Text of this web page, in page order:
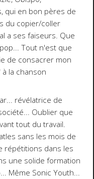
qui en bon pères de
du copier/coller
a ses faiseurs. Que
Tout n'est que
de consacrer mon
la chanson
... révélatrice de
Oublier que
tout du travail.
sans les mois de
répétitions dans les
une solide formation
Même Sonic Youth...